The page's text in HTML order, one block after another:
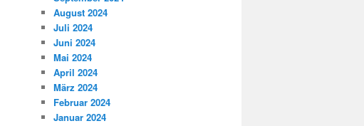
August 2024
Juli 2024
Juni 2024
Mai 2024
April 2024
März 2024
Februar 2024
Januar 2024